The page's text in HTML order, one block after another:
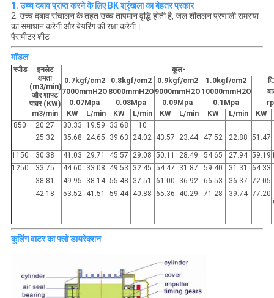
1. उच्च दबाव प्राप्त करने के लिए BK श्रृंखला का बेहतर प्रकार
2. उच्च दबाव संचालन के तहत उच्च तापमान वृद्धि होती है, जल शीतलन प्रणाली समस्या
का समाधान करेगी और बेयरिंग की रक्षा करेगी।
पैरामीटर शीट
मॉडल
स्पीड
इनलेट
क्षमता
(m3/min)
और शाफ्ट
पावर (KW)
कूल-
0.7kgf/cm2
0.8kgf/cm2 0.9kgf/cm2 1.0kgf/cm2
7000mmH2O 8000mmH2O 9000mmH2O 10000mmH2O
0.07Mpa
0.08Mpa 0.09Mpa 0.1Mpa
m3/min
KW L/min KW L/min KW L/min KW L/min KW
850
20.27 30.33 19.59 33.68
10
25.32
35.68 24.65 39.63 24.02 43.57 23.44 47.52 22.88 51.47
1150 30.38 41.03 29.71 45.57 29.08 50.11 28.49 54.65 27.94 59.19
1250
33.75 44.60 33.08 49.53 32.45 54.47 31.87 59.40 31.31
64.33
38.81
49.95 38.14 55.48 37.51 61.00 36.92 66.53 36.37 72.05
42.18
53.52 41.51 59.44 40.88 65.36 40.29 71.28 39.74 77.20
कूलिंग वाटर का फ्लो डायरेक्शन